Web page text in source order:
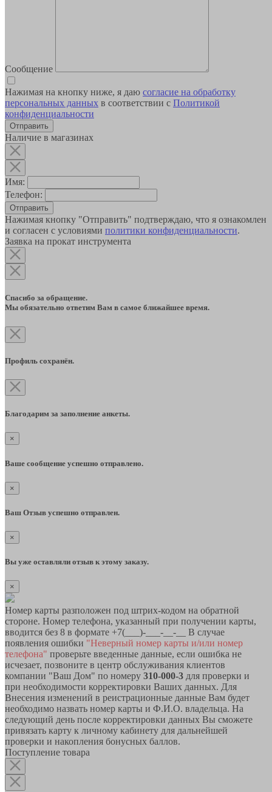
Сообщение
Нажимая на кнопку ниже, я даю согласие на обработку
персональных данных в соответствии с Политикой
конфиденциальности
Наличие в магазинах
Имя:
Телефон:
Отправить
Нажимая кнопку "Отправить" подтверждаю, что я ознакомлен
и согласен с условиями политики конфиденциальности.
Заявка на прокат инструмента
Спасибо за обращение.
Мы обязательно ответим Вам в самое ближайшее время.
Профиль сохранён.
Благодарим за заполнение анкеты.
×
Ваше сообщение успешно отправлено.
×
Ваш Отзыв успешно отправлен.
×
Вы уже оставляли отзыв к этому заказу.
×
Номер карты разположен под штрих-кодом на обратной
стороне. Номер телефона, указанный при получении карты,
вводится без 8 в формате +7(___)-___-__-__ В случае
появления ошибки "Неверный номер карты и/или номер
телефона" проверьте введенные данные, если ошибка не
исчезает, позвоните в центр обслуживания клиентов
компании "Ваш Дом" по номеру 310-000-3 для проверки и
при необходимости корректировки Ваших данных. Для
Внесения изменений в реистрационные данные Вам будет
необходимо назвать номер карты и Ф.И.О. владельца. На
следующий день после корректировки данных Вы сможете
привязать карту к личному кабинету для дальнейшей
проверки и накопления бонусных баллов.
Поступление товара